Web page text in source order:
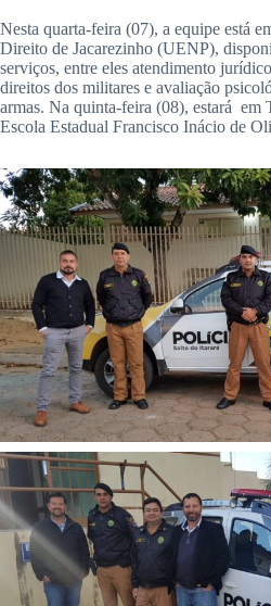
Nesta quarta-feira (07), a equipe está
Direito de Jacarezinho (UENP),
serviços, entre eles atendimento
direitos dos militares e avaliação
armas. Na quinta-feira (08), estará em
Escola Estadual Francisco Inácio de